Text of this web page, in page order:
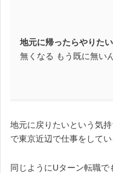
地元に帰ったらやりた
無くなる もう既に無い
地元に戻りたいという気
で東京近辺で仕事をしてい
同じようにUターン転職